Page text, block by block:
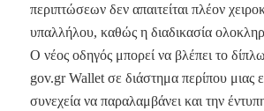
περιπτώσεων δεν απαιτείται πλέον
υπαλλήλου, καθώς η διαδικασία
Ο νέος οδηγός μπορεί να βλέπει το
gov.gr Wallet σε διάστημα περίπου μιας
συνεχεία να παραλαμβάνει και την